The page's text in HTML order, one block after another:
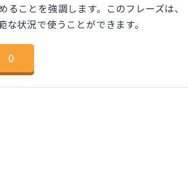
ことを強調します。このフレーズは、
状況で使うことができます。
0